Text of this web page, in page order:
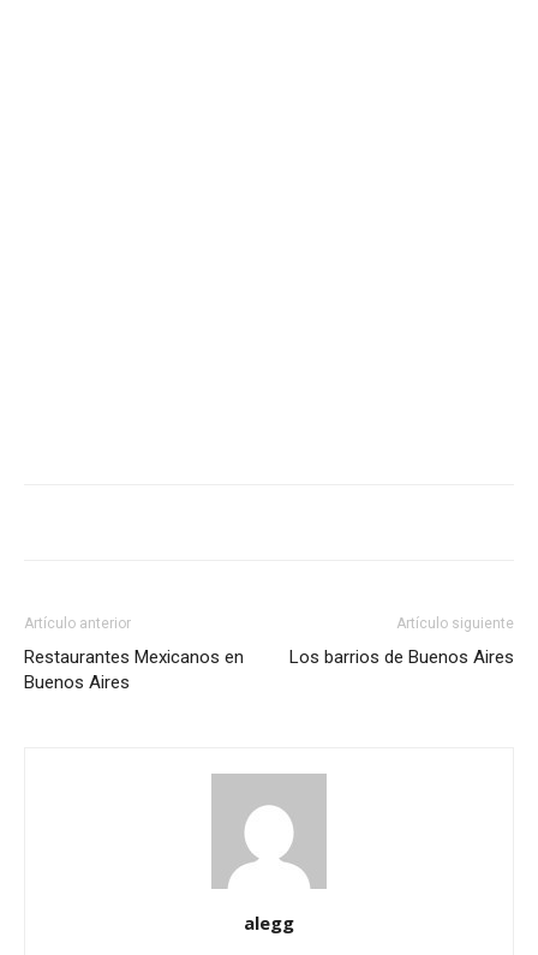
Artículo anterior
Restaurantes Mexicanos en
Buenos Aires
Artículo siguiente
Los barrios de Buenos Aires
alegg